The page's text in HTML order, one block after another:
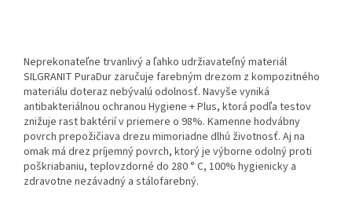
Neprekonateľne trvanlivý a ľahko udržiavateľný materiál
SILGRANIT PuraDur zaručuje farebným drezom z kompozitného
materiálu doteraz nebývalú odolnosť. Navyše vyniká
antibakteriálnou ochranou Hygiene + Plus, ktorá podľa testov
znižuje rast baktérií v priemere o 98%. Kamenne hodvábny
povrch prepožičiava drezu mimoriadne dlhú životnosť. Aj na
omak má drez príjemný povrch, ktorý je výborne odolný proti
poškriabaniu, teplovzdorné do 280 ° C, 100% hygienicky a
zdravotne nezávadný a stálofarebný.